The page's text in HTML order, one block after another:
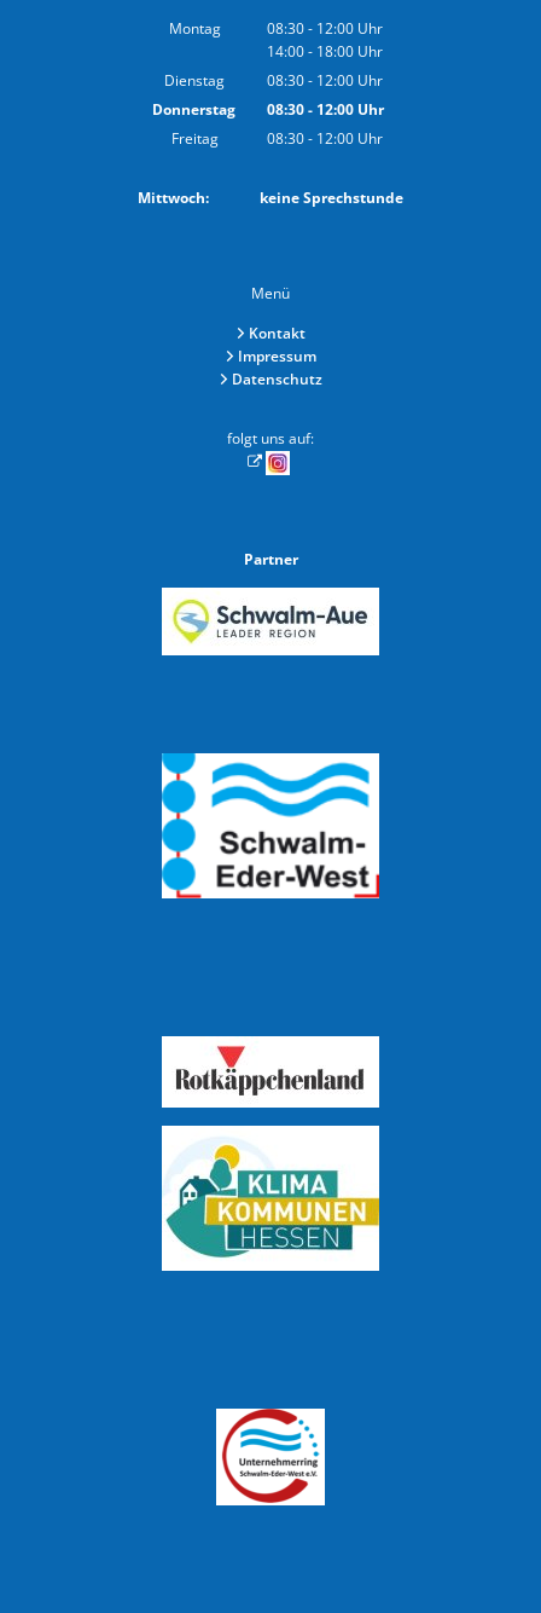
Montag
08:30- 12:00 Uhr
Von 08:30 bis 12:00 Uhr
14:00- 18:00 Uhr
Von 14:00 bis 18:00 Uhr
Dienstag 08:30- 12:00 Uhr
Von 08:30 bis 12:00 Uhr
Donnerstag 08:30- 12:00Uhr
Von 08:30 bis 12:00 Uhr
Freitag 08:30- 12:00 Uhr
Mittwoch: keine Sprechstunde
Menü
Kontakt
Impressum
Datenschutz
folgt uns auf:
Partner